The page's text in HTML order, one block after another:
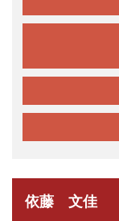
依藤 文佳